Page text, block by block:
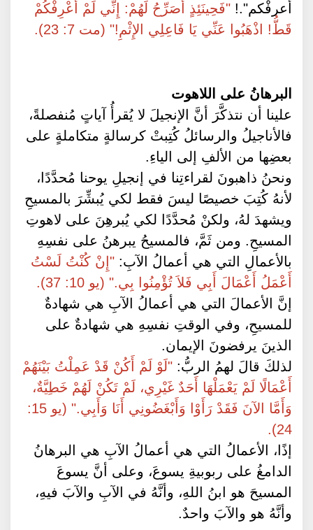
أعرفْكم".! "فَحِينَئِذٍ أُصَرِّحُ لَهُمْ: إِنِّي لَمْ أَعْرِفْكُمْ
قَطُّ! اذْهَبُوا عَنِّي يَا فَاعِلِي الإِثْمِ!" (مت 7: 23).
البرهانُ على اللاهوت
علينا أن نتذكَّرَ أنَّ الإنجيلَ لا يُقرأُ آياتٍ مُنفصلةً،
فالأناجيلُ والرسائلُ كُتِبتْ كرسالةٍ متكاملةٍ على
بعضِها من الألفِ إلى الياءِ.
ونحنُ ذاهبونَ لقراءتِنا في إنجيلِ يوحنا مُحدَّدًا،
لأنهُ كُتِبَ خصيصًا ليسَ فقط لكي يُبشِّرَ بالمسيحِ
ويشهدَ لهُ، ولكنْ مُحدَّدًا لكي يُبرهِنَ على لاهوتِ
المسيحِ. ومن ثَمَّ، فالمسيحُ يبرهنُ على نفسِهِ
بالأعمالِ التي هي أعمالُ الآبِ: "إِنْ كُنْتُ لَسْتُ
أَعْمَلُ أَعْمَالَ أَبِي فَلاَ تُؤْمِنُوا بِي." (يو 10: 37).
إنَّ الأعمالَ التي هي أعمالُ الآبِ هي شهادةٌ
للمسيحِ، وفي الوقتِ نفسِهِ هي شهادةٌ على
الذينَ يرفضونَ الإيمان.
لذلكَ قالَ لهمُ الربُّ: "لَوْ لَمْ أَكُنْ قَدْ عَمِلْتُ بَيْنَهُمْ
أَعْمَالًا لَمْ يَعْمَلْهَا أَحَدٌ غَيْرِي، لَمْ تَكُنْ لَهُمْ خَطِيَّةٌ،
وَأَمَّا الآنَ فَقَدْ رَأَوْا وَأَبْغَضُونِي أَنَا وَأَبِي." (يو 15:
24).
إذًا، الأعمالُ التي هي أعمالُ الآبِ هي البرهانُ
الدامغُ على ربوبيةِ يسوعَ، وعلى أنَّ يسوعَ
المسيحَ هو ابنُ اللهِ، وأنَّهُ في الآبِ والآبَ فيهِ،
وأنَّهُ هو والآبَ واحدٌ.